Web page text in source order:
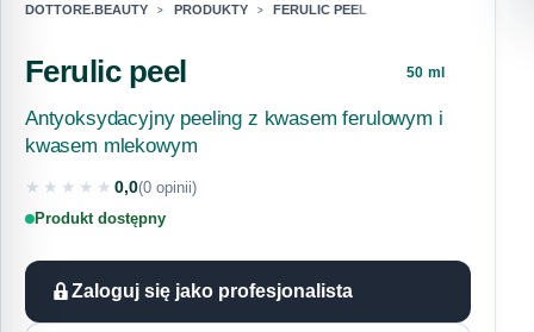
DOTTORE.BEAUTY PRODUKTY FERULIC PEEL
Ferulic peel 50 ml
Antyoksydacyjny peeling z kwasem ferulowym i
kwasem mlekowym
★★★★★0,0(0 opinii)
Produkt dostępny
Zaloguj się jako profesjonalista